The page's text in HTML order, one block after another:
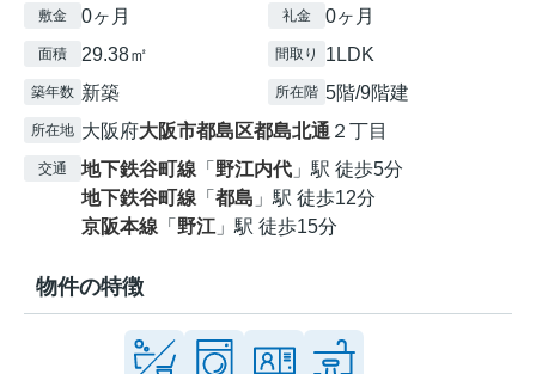
敷金 0ヶ月 礼金 0ヶ月
面積 29.38㎡ 間取り 1LDK
築年数 新築 所在階 5階/9階建
所在地 大阪府大阪市都島区都島北通 ２丁目
交通 地下鉄谷町線 「 野江内代 」駅 徒歩5分
地下鉄谷町線 「 都島 」駅 徒歩12分
京阪本線 「 野江 」駅 徒歩15分
物件の特徴